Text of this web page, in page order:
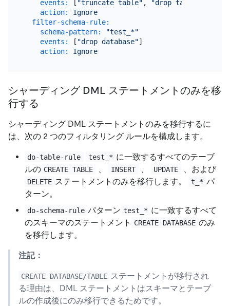
events: "truncate table" , "drop table"
action:
Ignore
filter-schema-rule:
schema-pattern:
"test_*"
events:
[ "drop database"]
action:
Ignore
シャーディング DML ステートメントのみを移
行する
シャーディング DML ステートメントのみを移行するに
は、次の 2 つのフィルタリング ルールを構成します。
do-table-rule test_* に一致するすべてのテーブ
ルの CREATE TABLE INSERT UPDATE 、および
DELETE ステートメントのみを移行します。 t_* パ
ターン。
do-schema-rule パターン test_* に一致するすべて
のスキーマのステートメント
CREATE DATABASE のみ
を移行します。
注記：
CREATE DATABASE/TABLE ステートメントが移行され
る理由は、DML ステートメントはスキーマとテーブ
ルの作成後にのみ移行できるためです。